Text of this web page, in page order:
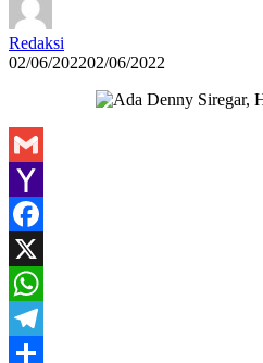
Redaksi
02/06/202202/06/2022
Gmail
Yahoo
Mail
Facebook
X
WhatsApp
Telegram